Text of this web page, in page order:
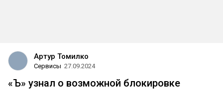
Артур Томилко
Сервисы 27.09.2024
«Ъ» узнал о возможной блокировке